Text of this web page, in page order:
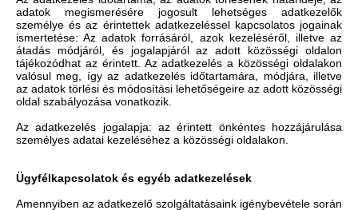
adatok megismerésére jogosult lehetséges adatkezelők
személye és az érintettek adatkezeléssel kapcsolatos jogainak
ismertetése: Az adatok forrásáról, azok kezeléséről, illetve az
átadás módjáról, és jogalapjáról az adott közösségi oldalon
tájékozódhat az érintett. Az adatkezelés a közösségi oldalakon
valósul meg, így az adatkezelés időtartamára, módjára, illetve
az adatok törlési és módosítási lehetőségeire az adott közösségi
oldal szabályozása vonatkozik.
Az adatkezelés jogalapja: az érintett önkéntes hozzájárulása
személyes adatai kezeléséhez a közösségi oldalakon.
Ügyfélkapcsolatok és egyéb adatkezelések
Amennyiben az adatkezelő szolgáltatásaink igénybevétele során